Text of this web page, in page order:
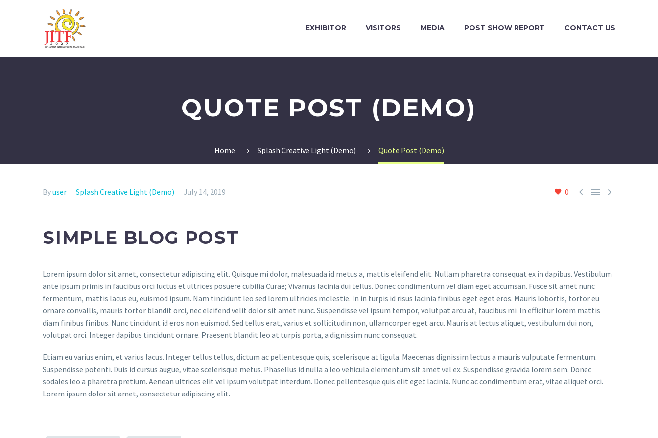
EXHIBITOR VISITORS MEDIA POST SHOW REPORT CONTACT US
QUOTE POST (DEMO)
Home Splash Creative Light (Demo) Quote Post (Demo)
0   
Byuser Splash Creative Light (Demo) July 14, 2019
SIMPLE BLOG POST
Lorem ipsum dolor sit amet, consectetur adipiscing elit. Quisque mi dolor, malesuada id metus a, mattis eleifend elit. Nullam pharetra consequat ex in dapibus. Vestibulum
ante ipsum primis in faucibus orci luctus et ultrices posuere cubilia Curae; Vivamus lacinia dui tellus. Donec condimentum vel diam eget accumsan. Fusce sit amet nunc
fermentum, mattis lacus eu, euismod ipsum. Nam tincidunt leo sed lorem ultricies molestie. In in turpis id risus lacinia finibus eget eget eros. Mauris lobortis, tortor eu
ornare convallis, mauris tortor blandit orci, nec eleifend velit dolor sit amet nunc. Suspendisse vel ipsum tempor, volutpat arcu at, faucibus mi. In efficitur lorem mattis
diam finibus finibus. Nunc tincidunt id eros non euismod. Sed tellus erat, varius et sollicitudin non, ullamcorper eget arcu. Mauris at lectus aliquet, vestibulum dui non,
volutpat orci. Integer dapibus tincidunt ornare. Praesent blandit leo at turpis porta, a dignissim nunc consequat.
Etiam eu varius enim, et varius lacus. Integer tellus tellus, dictum ac pellentesque quis, scelerisque at ligula. Maecenas dignissim lectus a mauris vulputate fermentum.
Suspendisse potenti. Duis id cursus augue, vitae scelerisque metus. Phasellus id nulla a leo vehicula elementum sit amet vel ex. Suspendisse gravida lorem sem. Donec
sodales leo a pharetra pretium. Aenean ultrices elit vel ipsum volutpat interdum. Donec pellentesque quis elit eget lacinia. Nunc ac condimentum erat, vitae aliquet orci.
Lorem ipsum dolor sit amet, consectetur adipiscing elit.